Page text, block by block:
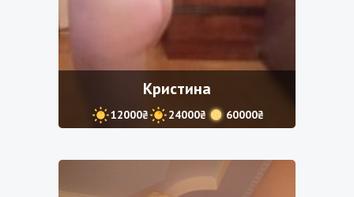
Кристина
12000₴ 24000₴ 60000₴